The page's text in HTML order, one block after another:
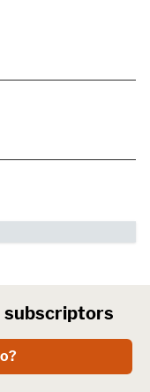
subscriptors